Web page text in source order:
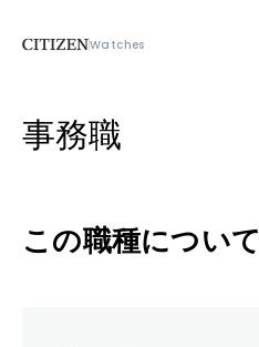
Watches
会社情報
事務職
この職種について